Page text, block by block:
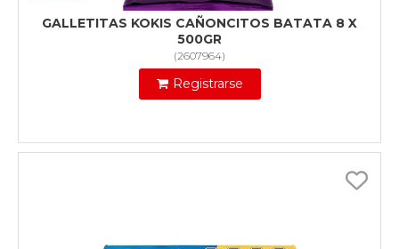
GALLETITAS KOKIS CAÑONCITOS BATATA 8 X
500GR
(2607964)
Registrarse